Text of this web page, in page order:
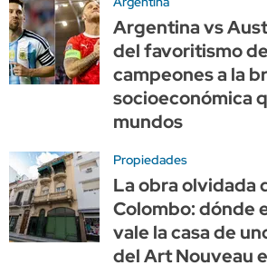
Argentina vs
del favoritismo
campeones a la
socioeconómica
mundos
Propiedades
La obra olvidada
Colombo: dónde
vale la casa de
del Art Nouveau